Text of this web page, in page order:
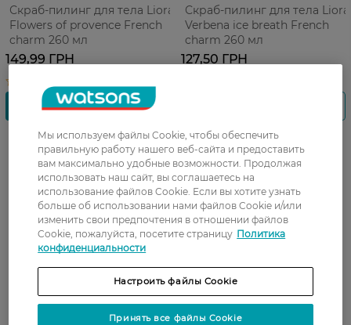
Скраб-пилинг для тела Liora
Flowers of provence French
charm 260 мл
149,99 ГРН
Скраб-пилинг для тела Liora
Verbena ice breath French
charm 260 мл
127,50 ГРН
Мы используем файлы Cookie, чтобы обеспечить
правильную работу нашего веб-сайта и предоставить
вам максимально удобные возможности. Продолжая
использовать наш сайт, вы соглашаетесь на
использование файлов Cookie. Если вы хотите узнать
больше об использовании нами файлов Cookie и/или
изменить свои предпочтения в отношении файлов
Cookie, пожалуйста, посетите страницу Политика
конфиденциальности
Настроить файлы Cookie
Принять все файлы Cookie